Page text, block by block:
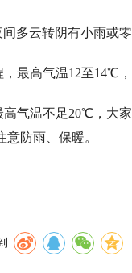
多云转阴有小雨或
最高气温12至14℃
气温不足20℃，大
防雨、保暖。